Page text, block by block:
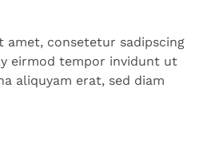
amet, consetetur sadipscing
eirmod tempor invidunt ut
aliquyam erat, sed diam